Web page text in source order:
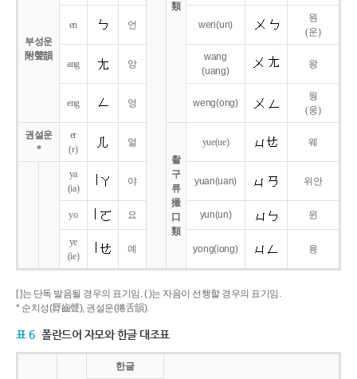
類
부성운
附聲韻
en 언 wen(un)
원
(운)
ang 앙
wang
(uang)
왕
eng 엉 weng(ong)
웡
(웅)
권설운
*
er
(r)
얼
촬
구
류
撮
口
類
yue(ue) 웨
ya
(ia)
야 yuan(uan) 위안
yo 요 yun(un) 윈
ye
(ie)
예 yong(iong) 융
[ ]는 단독 발음될 경우의 표기임. ( )는 자음이 선행할 경우의 표기임.
* 순치성(脣齒聲), 권설운(捲舌韻).
표 6 폴란드어 자모와 한글 대조표
한글